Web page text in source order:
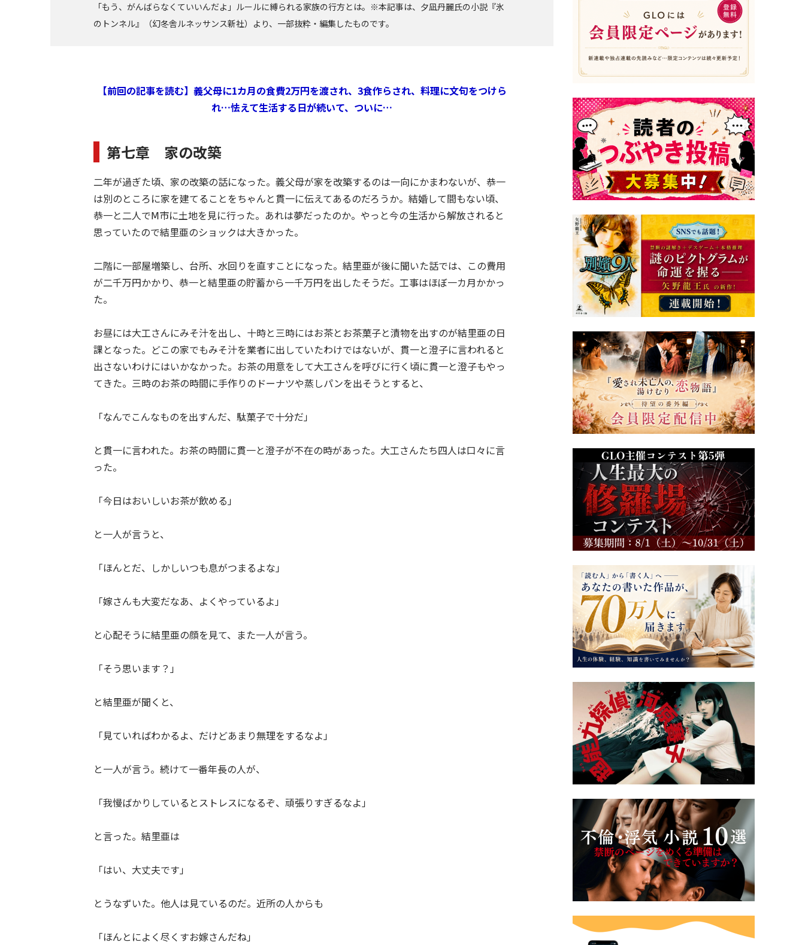
「もう、がんばらなくていいんだよ」ルールに縛られる家族の行方とは。※本記事は、夕凪丹麗氏の小説『氷
のトンネル』（幻冬舎ルネッサンス新社）より、一部抜粋・編集したものです。
【前回の記事を読む】義父母に1カ月の食費2万円を渡され、3食作らされ、料理に文句をつけら
れ…怯えて生活する日が続いて、ついに…
第七章 家の改築
二年が過ぎた頃、家の改築の話になった。義父母が家を改築するのは一向にかまわないが、恭一
は別のところに家を建てることをちゃんと貫一に伝えてあるのだろうか。結婚して間もない頃、
恭一と二人でⅯ市に土地を見に行った。あれは夢だったのか。やっと今の生活から解放されると
思っていたので結里亜のショックは大きかった。
二階に一部屋増築し、台所、水回りを直すことになった。結里亜が後に聞いた話では、この費用
が二千万円かかり、恭一と結里亜の貯蓄から一千万円を出したそうだ。工事はほぼ一カ月かかっ
た。
お昼には大工さんにみそ汁を出し、十時と三時にはお茶とお茶菓子と漬物を出すのが結里亜の日
課となった。どこの家でもみそ汁を業者に出していたわけではないが、貫一と澄子に言われると
出さないわけにはいかなかった。お茶の用意をして大工さんを呼びに行く頃に貫一と澄子もやっ
てきた。三時のお茶の時間に手作りのドーナツや蒸しパンを出そうとすると、
「なんでこんなものを出すんだ、駄菓子で十分だ」
と貫一に言われた。お茶の時間に貫一と澄子が不在の時があった。大工さんたち四人は口々に言
った。
「今日はおいしいお茶が飲める」
と一人が言うと、
「ほんとだ、しかしいつも息がつまるよな」
「嫁さんも大変だなあ、よくやっているよ」
と心配そうに結里亜の顔を見て、また一人が言う。
「そう思います？」
と結里亜が聞くと、
「見ていればわかるよ、だけどあまり無理をするなよ」
と一人が言う。続けて一番年長の人が、
「我慢ばかりしているとストレスになるぞ、頑張りすぎるなよ」
と言った。結里亜は
「はい、大丈夫です」
とうなずいた。他人は見ているのだ。近所の人からも
「ほんとによく尽くすお嫁さんだね」